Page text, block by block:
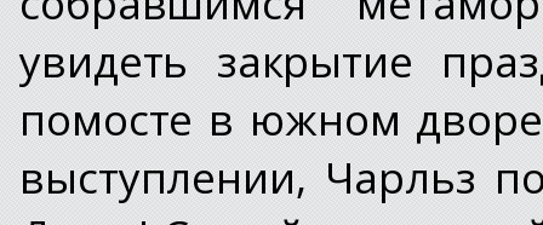
увидеть закрытие
помосте в южном
выступлении, Чарльз